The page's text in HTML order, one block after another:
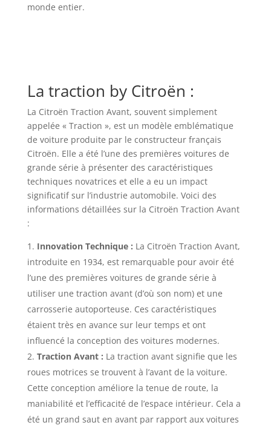
monde entier.
La traction by Citroën :
La Citroën Traction Avant, souvent simplement
appelée « Traction », est un modèle emblématique
de voiture produite par le constructeur français
Citroën. Elle a été l’une des premières voitures de
grande série à présenter des caractéristiques
techniques novatrices et elle a eu un impact
significatif sur l’industrie automobile. Voici des
informations détaillées sur la Citroën Traction Avant
:
Innovation Technique : La Citroën Traction Avant,
introduite en 1934, est remarquable pour avoir été
l’une des premières voitures de grande série à
utiliser une traction avant (d’où son nom) et une
carrosserie autoporteuse. Ces caractéristiques
étaient très en avance sur leur temps et ont
influencé la conception des voitures modernes.
Traction Avant : La traction avant signifie que les
roues motrices se trouvent à l’avant de la voiture.
Cette conception améliore la tenue de route, la
maniabilité et l’efficacité de l’espace intérieur. Cela a
été un grand saut en avant par rapport aux voitures